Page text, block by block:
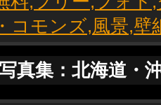
真集：北海道・